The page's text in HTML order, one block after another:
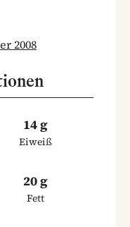
2008
14 g
Eiweiß
20 g
Fett